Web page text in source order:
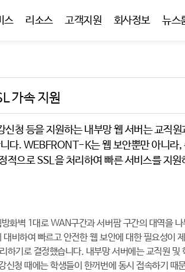
스 리소스 고객지원 회사정보 뉴스
가속 지원
신청 등을 지원하는 내부망 웹 서버는 교직
다. WEBFRONT-K는 웹 보안뿐만 아니라
적으로 SSL을 처리하여 빠른 서비스를 지원
화벽 1대로 WAN구간과 서버팜 구간의 대역을
대비하여 빠르고 안전한 웹 보안에 대한 필요성이
하기로 결정했습니다. 내부망 서버에는 교직원
신청 때에는 학생들이 한꺼번에 동시 접속하기 때